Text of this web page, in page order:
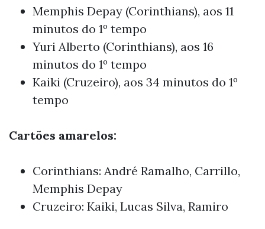
Memphis Depay (Corinthians), aos 11
minutos do 1º tempo
Yuri Alberto (Corinthians), aos 16
minutos do 1º tempo
Kaiki (Cruzeiro), aos 34 minutos do 1º
tempo
Cartões amarelos:
Corinthians: André Ramalho, Carrillo,
Memphis Depay
Cruzeiro: Kaiki, Lucas Silva, Ramiro